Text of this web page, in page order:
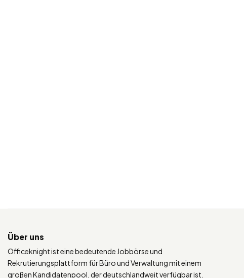
Über uns
Officeknight ist eine bedeutende Jobbörse und
Rekrutierungsplattform für Büro und Verwaltung mit einem
großen Kandidatenpool, der deutschlandweit verfügbar ist.